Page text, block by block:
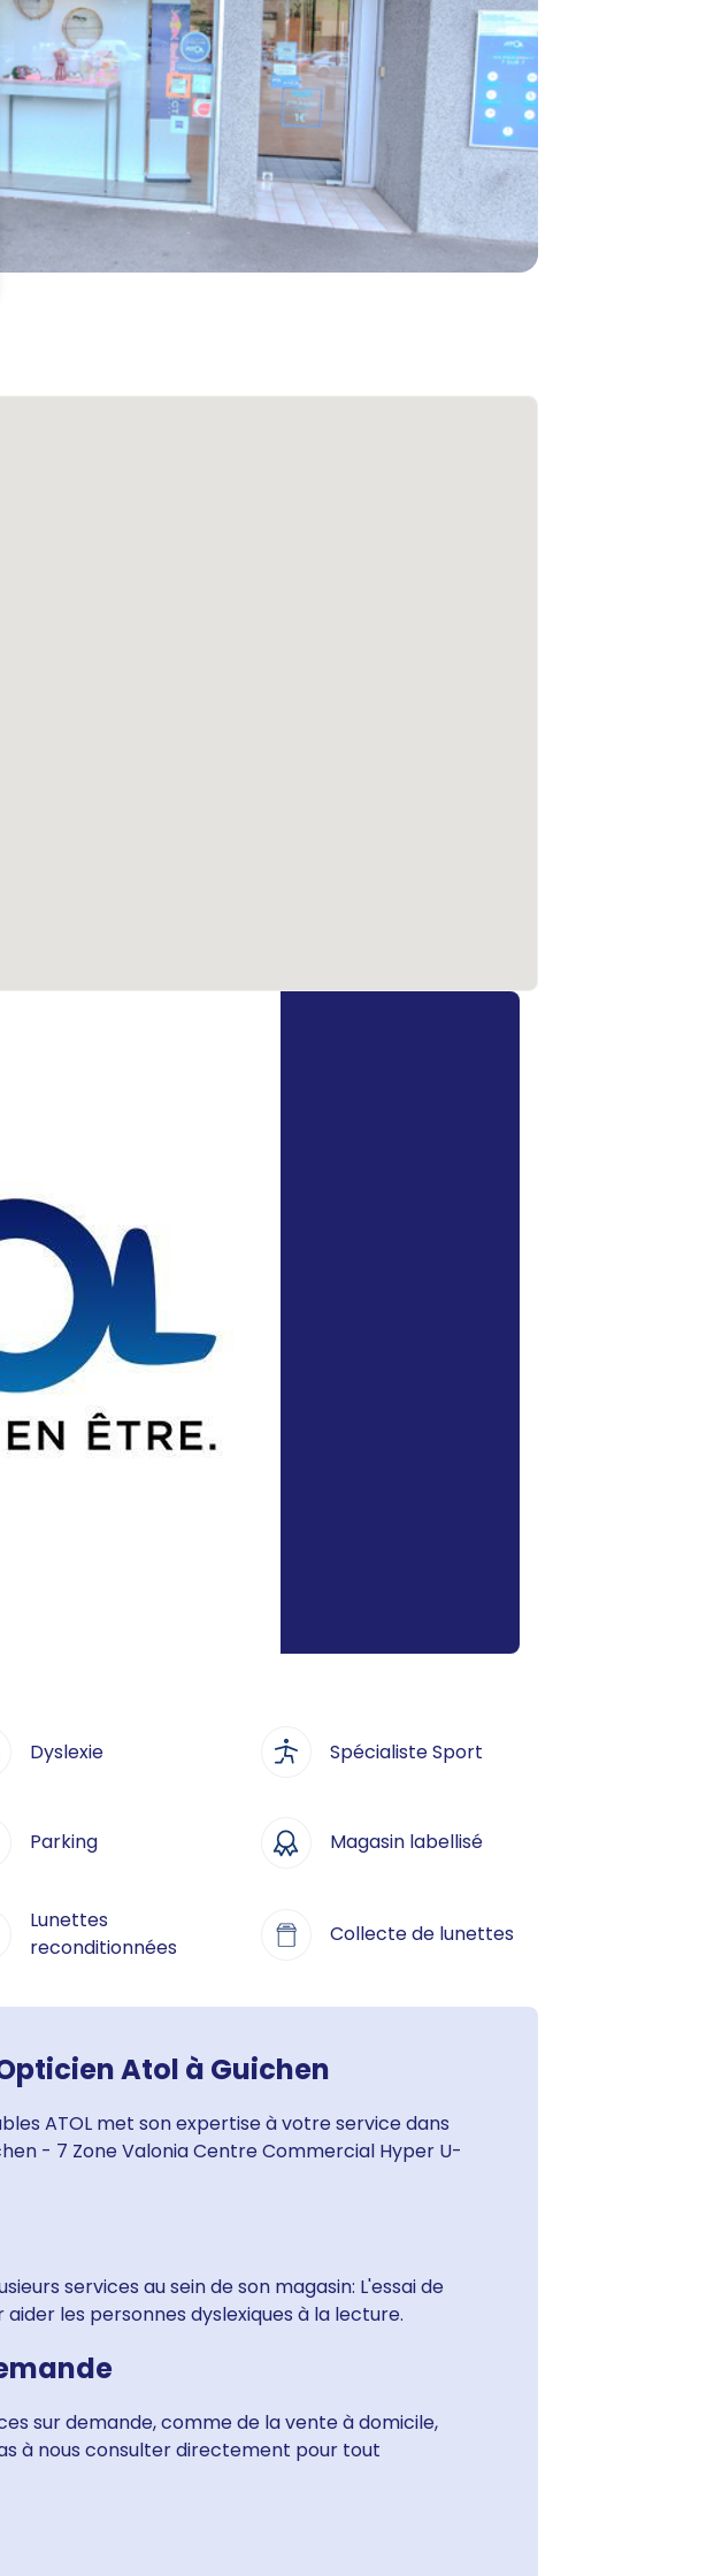
Dyslexie Spécialiste Sport
Parking Magasin labellisé
Lunettes
reconditionnées
Collecte de lunettes
Atol à Guichen
ATOL met son expertise à votre service dans
- 7 Zone Valonia Centre Commercial Hyper U-
services au sein de son magasin: L'essai de
les personnes dyslexiques à la lecture.
sur demande, comme de la vente à domicile,
à nous consulter directement pour tout